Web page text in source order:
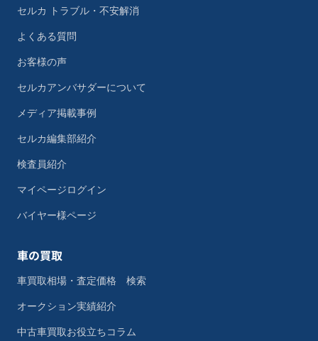
セルカ トラブル・不安解消
よくある質問
お客様の声
セルカアンバサダーについて
メディア掲載事例
セルカ編集部紹介
検査員紹介
マイページログイン
バイヤー様ページ
車の買取
車買取相場・査定価格 検索
オークション実績紹介
中古車買取お役立ちコラム